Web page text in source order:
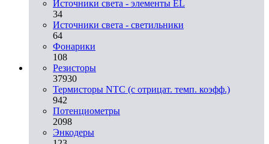
Источники света - элементы EL
34
Источники света - светильники
64
Фонарики
108
Резисторы
37930
Термисторы NTC (с отрицат. темп. коэфф.)
942
Потенциометры
2098
Энкодеры